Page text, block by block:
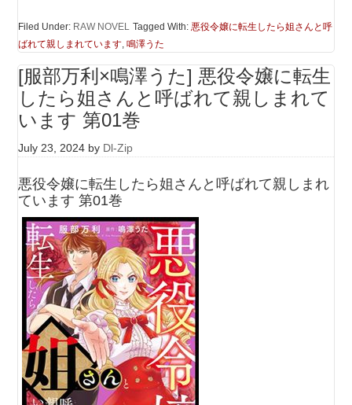
Filed Under: RAW NOVEL Tagged With:悪役令嬢に転生したら姐さんと呼
ばれて親しまれています,鳴澤うた
[服部万利×鳴澤うた] 悪役令嬢に転生
したら姐さんと呼ばれて親しまれて
います 第01巻
July 23, 2024 by Dl-Zip
悪役令嬢に転生したら姐さんと呼ばれて親しまれ
ています 第01巻